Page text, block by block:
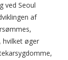
ved Seoul
af
hvilket øger